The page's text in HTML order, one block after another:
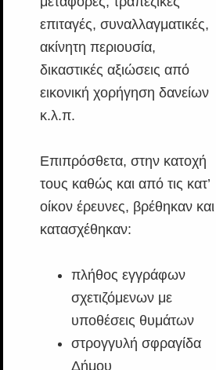
επιταγές, συναλλαγματικές,
ακίνητη περιουσία,
δικαστικές αξιώσεις από
εικονική χορήγηση δανείων
κ.λ.π.
Επιπρόσθετα, στην κατοχή
τους καθώς και από τις κατ’
οίκον έρευνες, βρέθηκαν και
κατασχέθηκαν:
πλήθος εγγράφων
σχετιζόμενων με
υποθέσεις θυμάτων
στρογγυλή σφραγίδα
Δήμου